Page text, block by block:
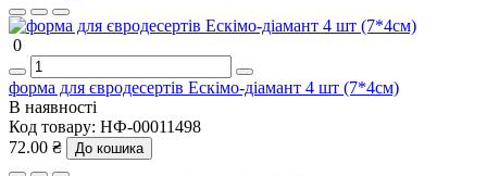
0
форма для євродесертів Ескімо-діамант 4 шт (7*4см)
В наявності
Код товару: НФ-00011498
72.00 ₴
До кошика